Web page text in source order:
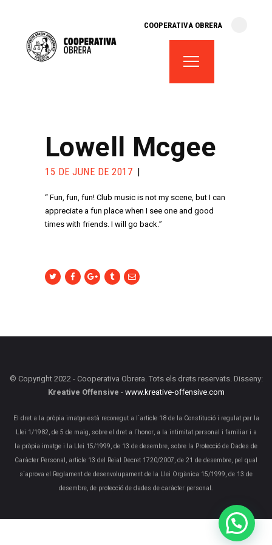
COOPERATIVA OBRERA
fes-te soci
lloguer d’espais
Lowell Mcgee
15 DE JUNE DE 2017
“ Fun, fun, fun! Club music is not my scene, but I can
appreciate a fun place when I see one and good
times with friends. I will go back.”
© Copyright 2022 - Cooperativa Obrera. Tots els drets reservats. Disseny:
Kreative Offensive -www.kreative-offensive.com
El dret a la pròpia imatge està reconegut a l´article 18 de la Constitució i regulat per la
Llei 1/1982, de 5 de maig, sobre el dret a l´honor, a la intimitat personal i familiar i a
la pròpia imatge i la Llei 15/1999, de 13 de desembre, sobre la Protecció de Dades de
Caràcter Personal, article 13 del Reial Decret 1720/2007, de 21 de desembre, pel qual
s´aprova el Reglament de desenvolupament de la Llei Orgànica 15/1999, de 13 de
desembre, de protecció de dades de caràcter personal.